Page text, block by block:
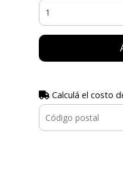
Calculá el costo